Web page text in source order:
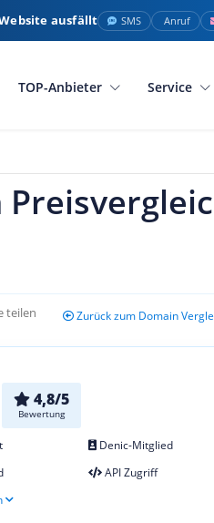
ausfällt SMS Anruf
TOP-Anbieter Service
teilen Zurück zum Domain
4,8/5
Bewertung
Denic-Mitglied
API Zugriff